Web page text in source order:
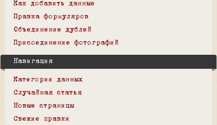
Как добавить данные
Правка формуляров
Объединение дублей
Присоединение фотографий
Навигация
Категории данных
Случайная статья
Новые страницы
Свежие правки